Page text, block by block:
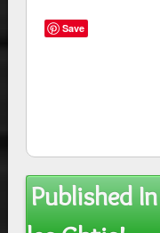
Save
Post
navigation
Published In